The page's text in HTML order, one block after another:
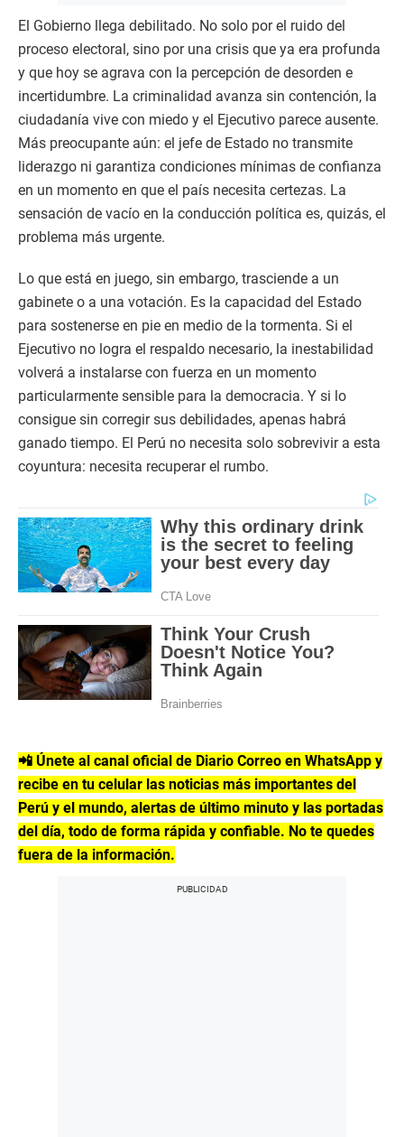
El Gobierno llega debilitado. No solo por el ruido del
proceso electoral, sino por una crisis que ya era profunda
y que hoy se agrava con la percepción de desorden e
incertidumbre. La criminalidad avanza sin contención, la
ciudadanía vive con miedo y el Ejecutivo parece ausente.
Más preocupante aún: el jefe de Estado no transmite
liderazgo ni garantiza condiciones mínimas de confianza
en un momento en que el país necesita certezas. La
sensación de vacío en la conducción política es, quizás, el
problema más urgente.
Lo que está en juego, sin embargo, trasciende a un
gabinete o a una votación. Es la capacidad del Estado
para sostenerse en pie en medio de la tormenta. Si el
Ejecutivo no logra el respaldo necesario, la inestabilidad
volverá a instalarse con fuerza en un momento
particularmente sensible para la democracia. Y si lo
consigue sin corregir sus debilidades, apenas habrá
ganado tiempo. El Perú no necesita solo sobrevivir a esta
coyuntura: necesita recuperar el rumbo.
📲 Únete al canal oficial de Diario Correo en WhatsApp y
recibe en tu celular las noticias más importantes del
Perú y el mundo, alertas de último minuto y las portadas
del día, todo de forma rápida y confiable. No te quedes
fuera de la información.